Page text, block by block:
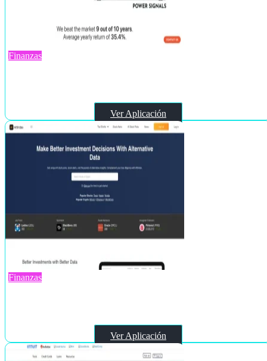
Finanzas
Ver Aplicación
Finanzas
Ver Aplicación